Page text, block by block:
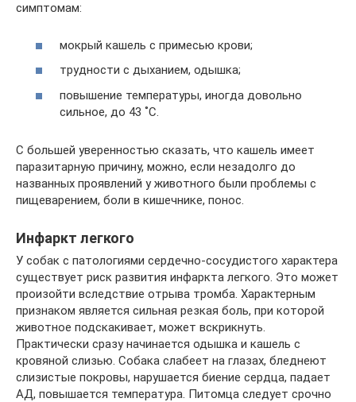
симптомам:
мокрый кашель с примесью крови;
трудности с дыханием, одышка;
повышение температуры, иногда довольно
сильное, до 43 ˚С.
С большей уверенностью сказать, что кашель имеет
паразитарную причину, можно, если незадолго до
названных проявлений у животного были проблемы с
пищеварением, боли в кишечнике, понос.
Инфаркт легкого
У собак с патологиями сердечно-сосудистого характера
существует риск развития инфаркта легкого. Это может
произойти вследствие отрыва тромба. Характерным
признаком является сильная резкая боль, при которой
животное подскакивает, может вскрикнуть.
Практически сразу начинается одышка и кашель с
кровяной слизью. Собака слабеет на глазах, бледнеют
слизистые покровы, нарушается биение сердца, падает
АД, повышается температура. Питомца следует срочно